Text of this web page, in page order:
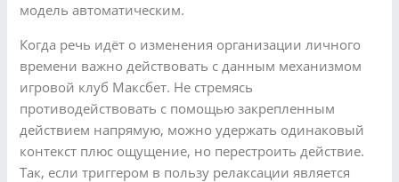
модель автоматическим.
Когда речь идёт о изменения организации личного
времени важно действовать с данным механизмом
игровой клуб Максбет. Не стремясь
противодействовать с помощью закрепленным
действием напрямую, можно удержать одинаковый
контекст плюс ощущение, но перестроить действие.
Так, если триггером в пользу релаксации является